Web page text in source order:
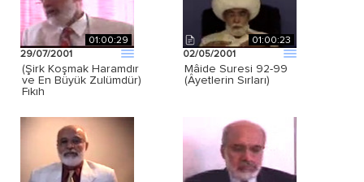
01:00:29
29/07/2001
(Şirk Koşmak Haramdır
ve En Büyük Zulümdür)
Fıkıh
01:00:23
02/05/2001
Mâide Suresi 92-99
(Âyetlerin Sırları)